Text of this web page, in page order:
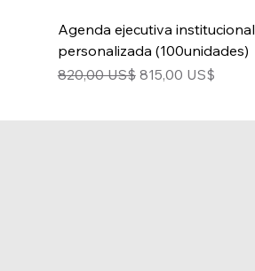
Agenda ejecutiva institucional
personalizada (100unidades)
Precio
820,00 US$ Precio de oferta
815,00 US$